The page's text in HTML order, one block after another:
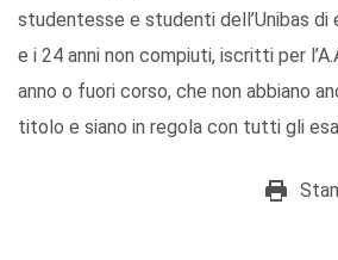
studentesse e studenti dell’Unibas di
e i 24 anni non compiuti, iscritti per
anno o fuori corso, che non abbiano
titolo e siano in regola con tutti gli